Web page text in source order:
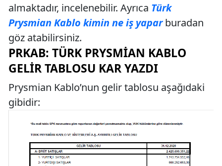
almaktadır, incelenebilir. Ayrıca Türk
Prysmian Kablo kimin ne iş yaparburadan
göz atabilirsiniz.
PRKAB: TÜRK PRYSMIAN KABLO
GELIR TABLOSU KAR YAZDI
Prysmian Kablo’nun gelir tablosu aşağıdaki
gibidir: